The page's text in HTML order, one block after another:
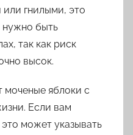
гнилыми, это
нужно быть
так как риск
высок.
моченые яблоки с
Если вам
может указывать